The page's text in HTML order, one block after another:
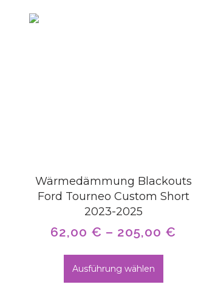
Wärmedämmung Blackouts
Ford Tourneo Custom Short
2023-2025
62,00 € – 205,00 €
Ausführung wählen